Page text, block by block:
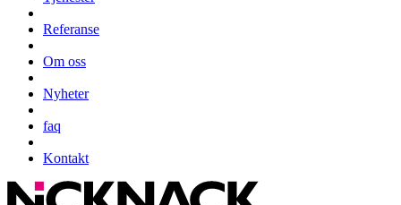
Referanse
Om oss
Nyheter
faq
Kontakt